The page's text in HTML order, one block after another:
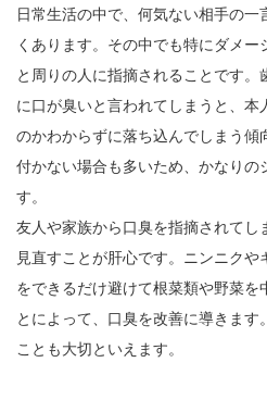
日常生活の中で、何気ない相手の一
くあります。その中でも特にダメー
と周りの人に指摘されることです
に口が臭いと言われてしまうと、
のかわからずに落ち込んでしまう傾
付かない場合も多いため、かなりの
す。
友人や家族から口臭を指摘されてし
見直すことが肝心です。ニンニク
をできるだけ避けて根菜類や野菜を
とによって、口臭を改善に導きます
ことも大切といえます。